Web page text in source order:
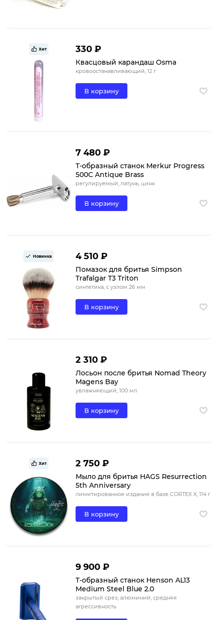
Хит 330 ₽
Квасцовый карандаш Osma
кровоостанавливающий, 12 г
В корзину
7 480 ₽
Т-образный станок Merkur Progress
500C Antique Brass
регулируемый, латунь, цинк
В корзину
Новинка 4 510 ₽
Помазок для бритья Simpson
Trafalgar T3 Triton
синтетика, с узлом 26 мм
В корзину
2 310 ₽
Лосьон после бритья Nomad Theory
Magens Bay
увлажняющий, 100 мл
В корзину
Хит 2 750 ₽
Мыло для бритья HAGS Resurrection
5th Anniversary
лимитированное издание в базе CORTEX X, 114 г
В корзину
9 900 ₽
Т-образный станок Henson AL13
Medium Steel Blue 2.0
закрытый срез, алюминий, средняя
агрессивность